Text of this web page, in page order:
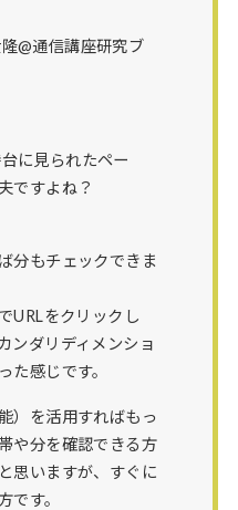
@通信講座研究ブ
に見られたペー
ですよね？
分もチェックできま
URLをクリックし
ンダリディメンショ
た感じです。
）を活用すればもっ
や分を確認できる方
思いますが、すぐに
です。